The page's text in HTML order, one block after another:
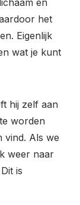
het
Eigenlijk
wat je kunt
hij zelf aan
worden
vind. Als we
weer naar
is